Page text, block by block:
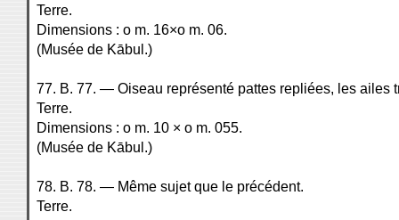
Terre.
Dimensions : o m. 16×o m. 06.
(Musée de Kābul.)
77. B. 77. — Oiseau représenté pattes repliées, les ailes
Terre.
Dimensions : o m. 10 × o m. 055.
(Musée de Kābul.)
78. B. 78. — Même sujet que le précédent.
Terre.